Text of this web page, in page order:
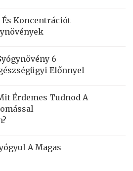
És Koncentrációt
6
Előnnyel
Érdemes Tudnod A
A Magas